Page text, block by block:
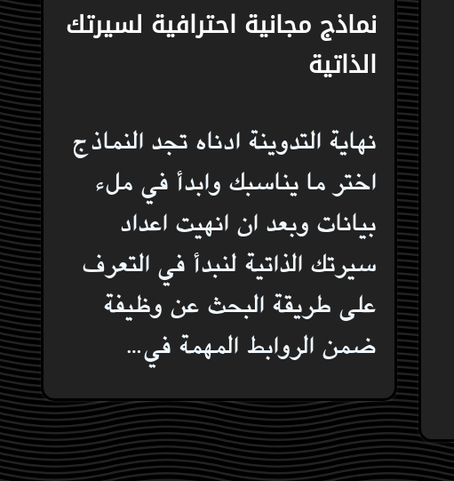
نماذج مجانية احترافية لسيرتك
الذاتية
نهاية التدوينة ادناه تجد النماذج
اختر ما يناسبك وابدأ في ملء
بيانات وبعد ان انهيت اعداد
سيرتك الذاتية لنبدأ في التعرف
على طريقة البحث عن وظيفة
ضمن الروابط المهمة في…